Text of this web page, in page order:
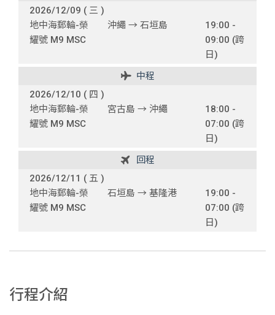
2026/12/09 ( 三 )
地中海郵輪-榮
耀號 M9 MSC
沖繩 → 石垣島
19:00 -
09:00 (跨
日)
中程
2026/12/10 ( 四 )
地中海郵輪-榮
耀號 M9 MSC
宮古島 → 沖繩
18:00 -
07:00 (跨
日)
回程
2026/12/11 ( 五 )
地中海郵輪-榮
耀號 M9 MSC
石垣島 → 基隆港
19:00 -
07:00 (跨
日)
行程介紹